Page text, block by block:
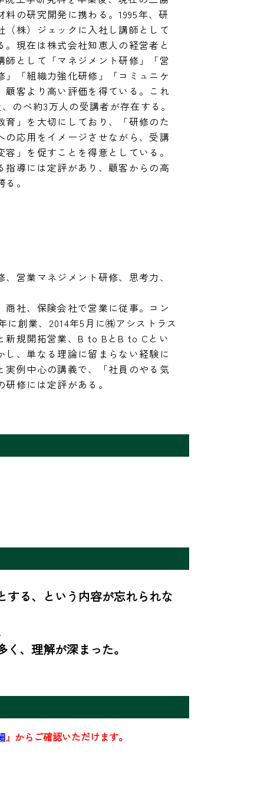
の研究開発に携わる。1995年、研
（株）ジェックに入社し講師として
現在は株式会社知恵人の経営者と
師として「マネジメント研修」「営
」「組織力強化研修」「コミュニケ
顧客より高い評価を得ている。これ
のべ約3万人の受講者が存在する。
」を大切にしており、「研修のた
の応用をイメージさせながら、受講
」を促すことを得意としている。
指導には定評があり、顧客からの高
。
営業マネジメント研修、思考力、
商社、保険会社で営業に従事。コン
に創業、2014年5月に㈱アシストラス
新規開拓営業、B to BとB to Cとい
し、単なる理論に留まらない経験に
実例中心の講義で、「社員のやる気
修には定評がある。
する、という内容が忘れられな
、理解が深まった。
」からご確認いただけます。